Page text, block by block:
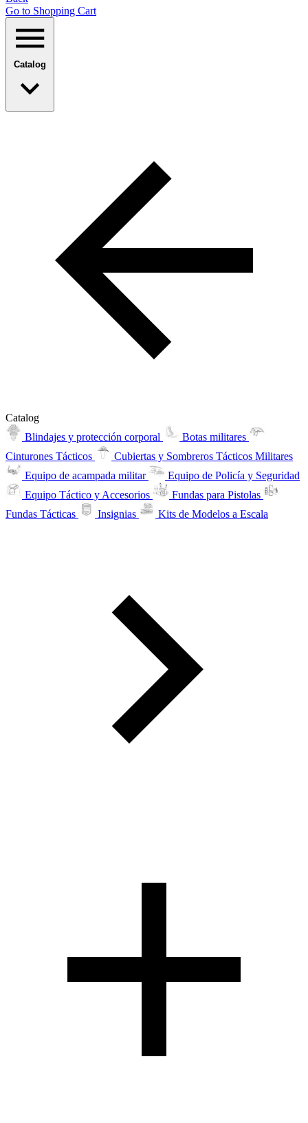
Go to Shopping Сart
Catalog
Catalog
Blindajes y protección corporal
Botas militares
Cinturones Tácticos
Cubiertas y Sombreros Tácticos Militares
Equipo de acampada militar
Equipo de Policía y Seguridad
Equipo Táctico y Accesorios
Fundas para Pistolas
Fundas Tácticas
Insignias Kits de Modelos a Escala